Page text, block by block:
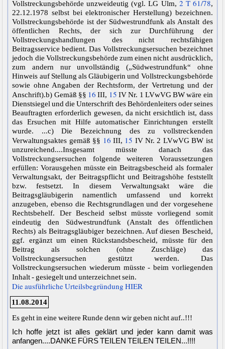
Vollstreckungsbehörde unzweideutig (vgl. LG Ulm, 2 T 61/78,
22.12.1978 selbst bei elektronischer Herstellung) bezeichnen.
Vollstreckungsbehörde ist der Südwestrundfunk als Anstalt des
öffentlichen Rechts, der sich zur Durchführung der
Vollstreckungshandlungen des nicht rechtsfähigen
Beitragsservice bedient. Das Vollstreckungsersuchen bezeichnet
jedoch die Vollstreckungsbehörde zum einen nicht ausdrücklich,
zum andern nur unvollständig („Südwestrundfunk“ ohne
Hinweis auf Stellung als Gläubigerin und Vollstreckungsbehörde
sowie ohne Angaben der Rechtsform, der Vertretung und der
Anschrift).b) Gemäß §§ 16 III, 15 IV Nr. 1 LVwVG BW wäre ein
Dienstsiegel und die Unterschrift des Behördenleiters oder seines
Beauftragten erforderlich gewesen, da nicht ersichtlich ist, dass
das Ersuchen mit Hilfe automatischer Einrichtungen erstellt
wurde. ...c) Die Bezeichnung des zu vollstreckenden
Verwaltungsaktes gemäß §§ 16 III, 15 IV Nr. 2 LVwVG BW ist
unzureichend....Insgesamt müsste danach das
Vollstreckungsersuchen folgende weiteren Voraussetzungen
erfüllen: Vorausgehen müsste ein Beitragsbescheid als formaler
Verwaltungsakt, der Beitragspflicht und Beitragshöhe feststellt
bzw. festsetzt. In diesem Verwaltungsakt wäre die
Beitragsgläubigerin namentlich umfassend und korrekt
anzugeben, ebenso die Rechtsgrundlagen und der vorgesehene
Rechtsbehelf. Der Bescheid selbst müsste vorliegend somit
eindeutig den Südwestrundfunk (Anstalt des öffentlichen
Rechts) als Beitragsgläubiger bezeichnen. Auf diesen Bescheid,
ggf. ergänzt um einen Rückstandsbescheid, müsste für den
Beitrag als solchen (ohne Zuschläge) das
Vollstreckungsersuchen gestützt werden. Das
Vollstreckungsersuchen wiederum müsste - beim vorliegenden
Inhalt - gesiegelt und unterzeichnet sein.
Die ausführliche Urteilsbegründung HIER
11.08.2014
Es geht in eine weitere Runde denn wir geben nicht auf..!!!
Ich hoffe jetzt ist alles geklärt und jeder kann damit was
anfangen....DANKE FÜRS TEILEN TEILEN TEILEN...!!!!